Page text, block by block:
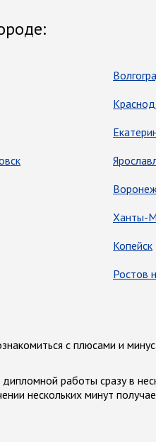
Ханты-
Копейск
Ростов
с плюсами и
дипломной работы сразу в
нескольких минут